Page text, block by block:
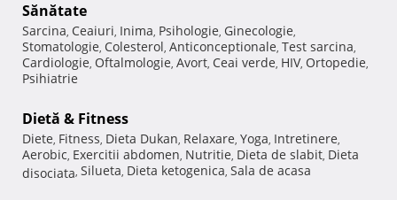
Sănătate
Sarcina, Ceaiuri, Inima, Psihologie, Ginecologie,
Stomatologie, Colesterol, Anticonceptionale, Test sarcina,
Cardiologie, Oftalmologie, Avort, Ceai verde, HIV, Ortopedie,
Psihiatrie
Dietă & Fitness
Diete, Fitness, Dieta Dukan, Relaxare, Yoga, Intretinere,
Aerobic, Exercitii abdomen, Nutritie, Dieta de slabit, Dieta
disociata, Silueta, Dieta ketogenica, Sala de acasa